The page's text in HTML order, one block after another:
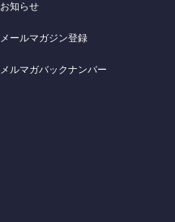
お知らせ
メールマガジン登録
メルマガバックナンバー